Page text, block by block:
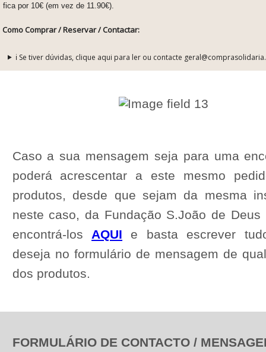
fica por 10€ (em vez de 11.90€).
Como Comprar / Reservar / Contactar:
ℹ️ Se tiver dúvidas, clique aqui para ler ou contacte